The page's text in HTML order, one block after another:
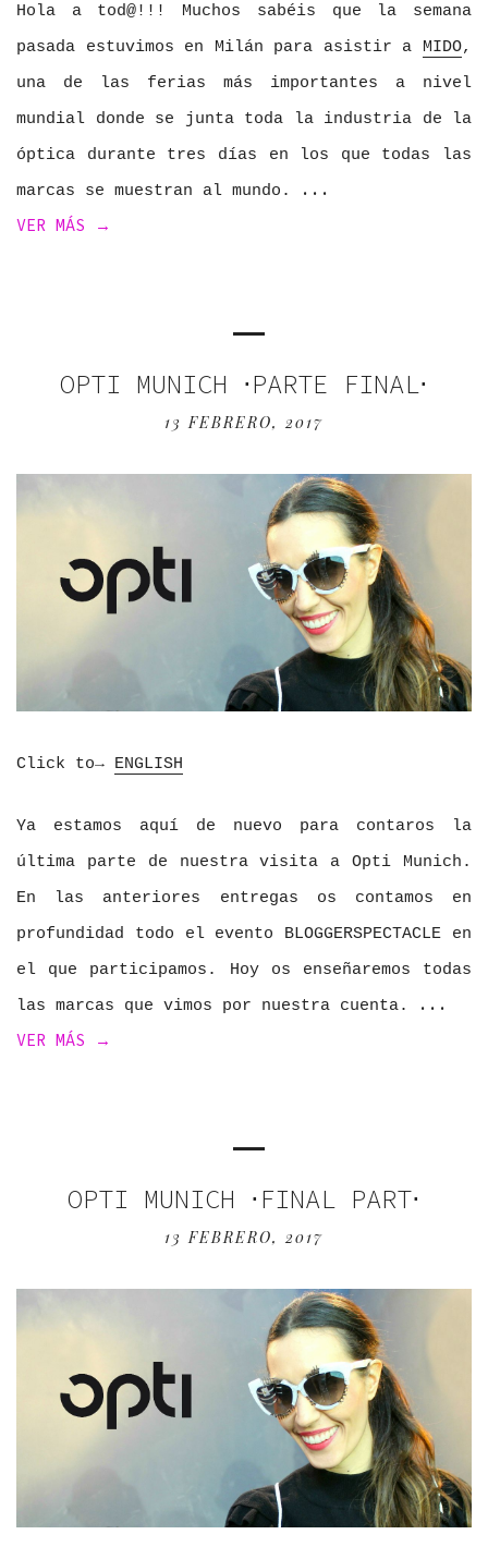
Hola a tod@!!! Muchos sabéis que la semana
pasada estuvimos en Milán para asistir a MIDO,
una de las ferias más importantes a nivel
mundial donde se junta toda la industria de la
óptica durante tres días en los que todas las
marcas se muestran al mundo.
VER MÁS →
OPTI MUNICH ⋅PARTE FINAL⋅
13 FEBRERO, 2017
Click to→ ENGLISH
Ya estamos aquí de nuevo para contaros la
última parte de nuestra visita a Opti Munich.
En las anteriores entregas os contamos en
profundidad todo el evento BLOGGERSPECTACLE en
el que participamos. Hoy os enseñaremos todas
las marcas que vimos por nuestra cuenta.
VER MÁS →
OPTI MUNICH ⋅FINAL PART⋅
13 FEBRERO, 2017